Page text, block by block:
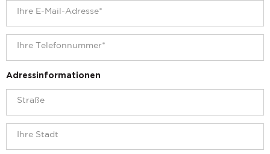
Adressinformationen